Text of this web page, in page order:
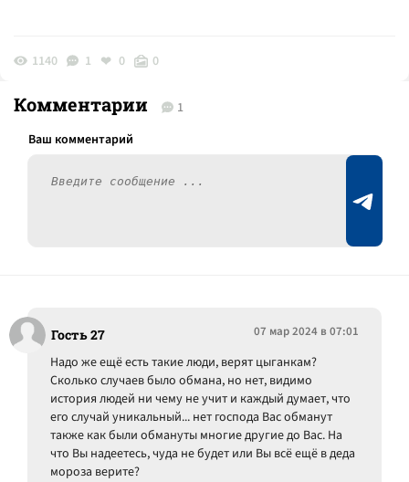
1140 1 0 0
Комментарии 1
Гость 27 07 мар 2024 в 07:01
Надо же ещё есть такие люди, верят цыганкам?
Сколько случаев было обмана, но нет, видимо
история людей ни чему не учит и каждый думает, что
его случай уникальный... нет господа Вас обманут
также как были обмануты многие другие до Вас. На
что Вы надеетесь, чуда не будет или Вы всё ещё в деда
мороза верите?